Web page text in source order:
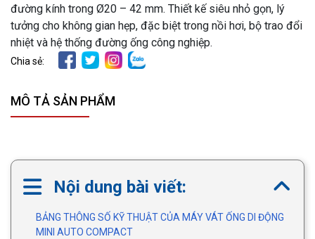
đường kính trong Ø20 – 42 mm. Thiết kế siêu nhỏ gọn, lý
tưởng cho không gian hẹp, đặc biệt trong nồi hơi, bộ trao đổi
nhiệt và hệ thống đường ống công nghiệp.
Chia sẻ:
MÔ TẢ SẢN PHẨM
Nội dung bài viết:
BẢNG THÔNG SỐ KỸ THUẬT CỦA MÁY VÁT ỐNG DI ĐỘNG
MINI AUTO COMPACT